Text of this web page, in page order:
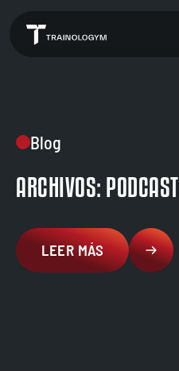
Blog
ARCHIVOS: PODCAST
LEER MÁS